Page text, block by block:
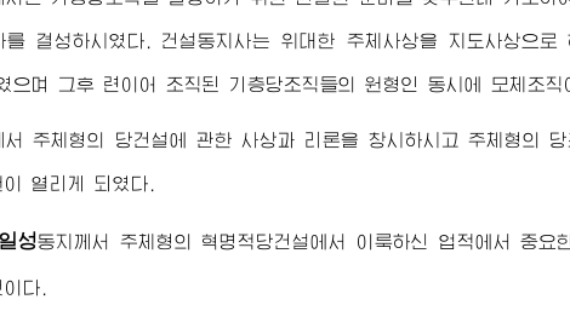
를 결성하시였다. 건설동지사는 위대한 주체사상을 지도사상으로
으며 그후 련이어 조직된 기층당조직들의 원형인 동시에 모체조직
서 주체형의 당건설에 관한 사상과 리론을 창시하시고 주체형의
열리게 되였다.
성동지 께서 주체형의 혁명적당건설에서 이룩하신 업적에서 중요
다.